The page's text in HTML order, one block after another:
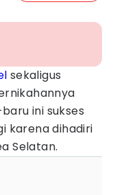
sekaligus
ini sukses
karena dihadiri
Selatan.